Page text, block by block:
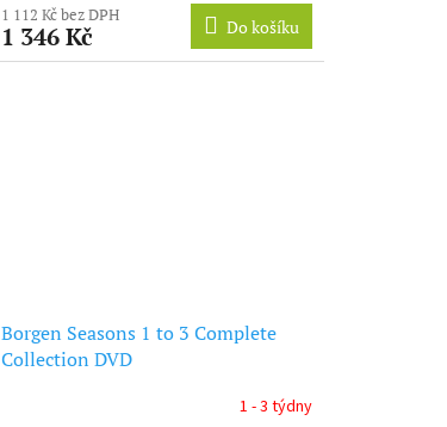
1 112 Kč bez DPH
1 346 Kč Do košíku
Borgen Seasons 1 to 3 Complete
Collection DVD
1 - 3 týdny